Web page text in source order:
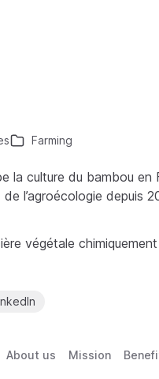
Farming
la culture du bambou en
l’agroécologie depuis
végétale
About us Mission